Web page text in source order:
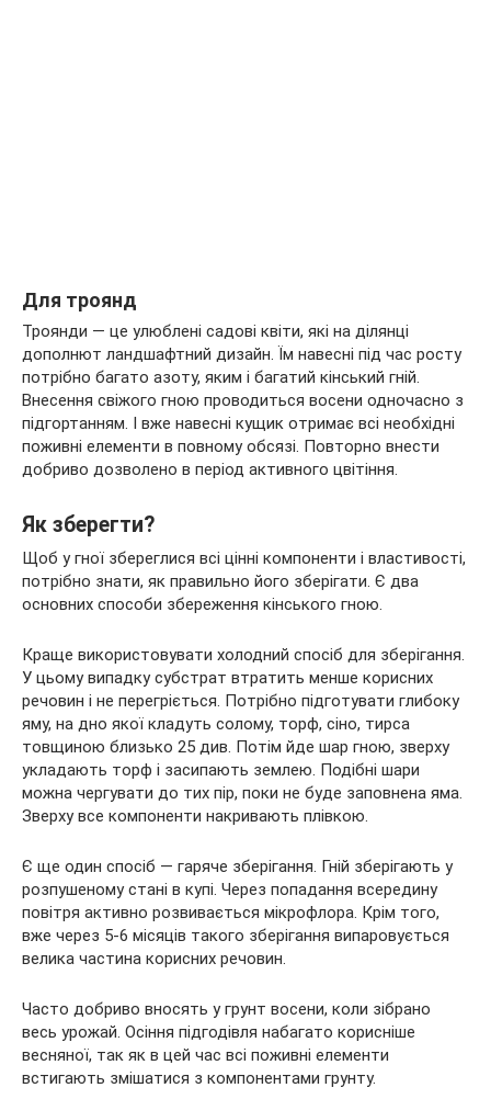
Для троянд
Троянди — це улюблені садові квіти, які на ділянці
дополнют ландшафтний дизайн. Їм навесні під час росту
потрібно багато азоту, яким і багатий кінський гній.
Внесення свіжого гною проводиться восени одночасно з
підгортанням. І вже навесні кущик отримає всі необхідні
поживні елементи в повному обсязі. Повторно внести
добриво дозволено в період активного цвітіння.
Як зберегти?
Щоб у гної збереглися всі цінні компоненти і властивості,
потрібно знати, як правильно його зберігати. Є два
основних способи збереження кінського гною.
Краще використовувати холодний спосіб для зберігання.
У цьому випадку субстрат втратить менше корисних
речовин і не перегріється. Потрібно підготувати глибоку
яму, на дно якої кладуть солому, торф, сіно, тирса
товщиною близько 25 див. Потім йде шар гною, зверху
укладають торф і засипають землею. Подібні шари
можна чергувати до тих пір, поки не буде заповнена яма.
Зверху все компоненти накривають плівкою.
Є ще один спосіб — гаряче зберігання. Гній зберігають у
розпушеному стані в купі. Через попадання всередину
повітря активно розвивається мікрофлора. Крім того,
вже через 5-6 місяців такого зберігання випаровується
велика частина корисних речовин.
Часто добриво вносять у грунт восени, коли зібрано
весь урожай. Осіння підгодівля набагато корисніше
весняної, так як в цей час всі поживні елементи
встигають змішатися з компонентами грунту.